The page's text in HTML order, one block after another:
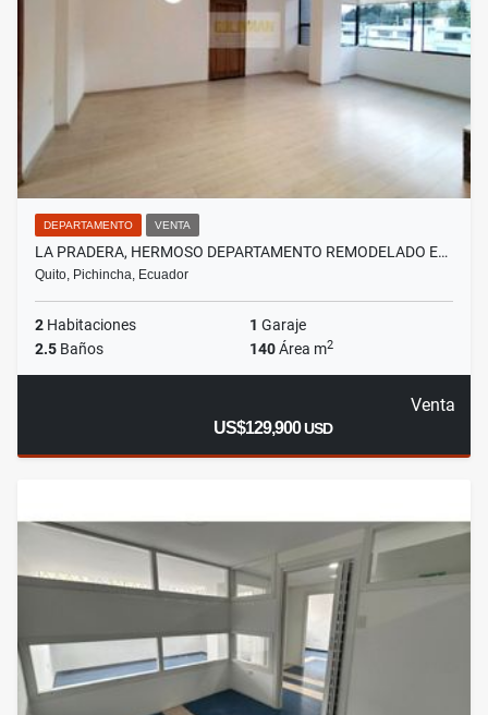
DEPARTAMENTO VENTA
LA PRADERA, HERMOSO DEPARTAMENTO REMODELADO E…
Quito, Pichincha, Ecuador
2 Habitaciones 1 Garaje
2.5 Baños 140Área m2
Venta
US$129,900USD